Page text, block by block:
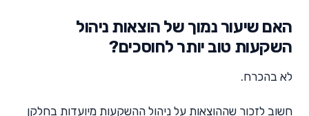
האם שיעור נמוך של הוצאות ניהול
השקעות טוב יותר לחוסכים?
לא בהכרח.
חשוב לזכור שההוצאות על ניהול ההשקעות מיועדות בחלקן